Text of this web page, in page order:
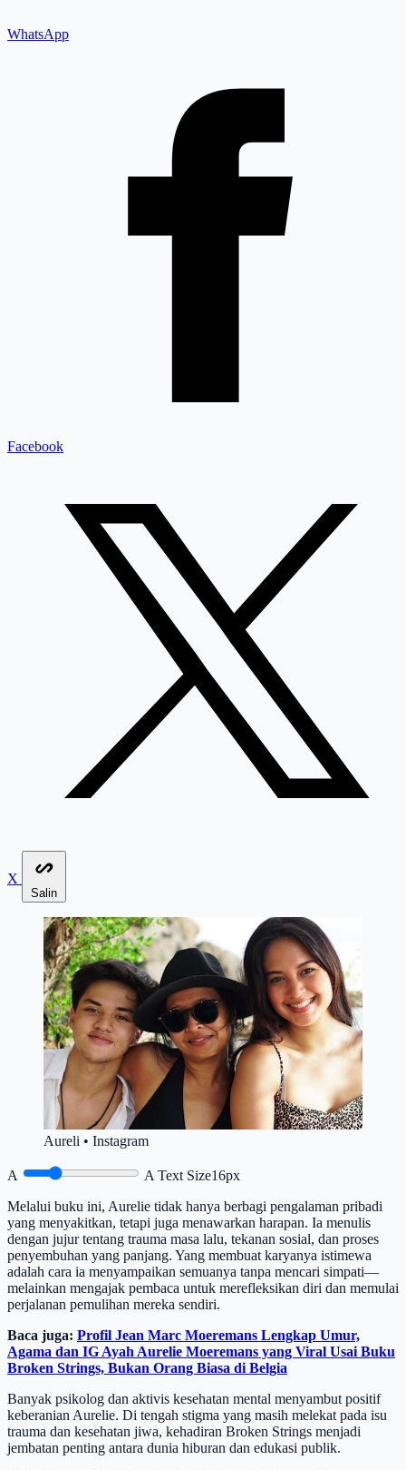
WhatsApp
Facebook
X
Salin
Aureli • Instagram
A A Text Size16px
Melalui buku ini, Aurelie tidak hanya berbagi pengalaman pribadi
yang menyakitkan, tetapi juga menawarkan harapan. Ia menulis
dengan jujur tentang trauma masa lalu, tekanan sosial, dan proses
penyembuhan yang panjang. Yang membuat karyanya istimewa
adalah cara ia menyampaikan semuanya tanpa mencari simpati—
melainkan mengajak pembaca untuk merefleksikan diri dan memulai
perjalanan pemulihan mereka sendiri.
Baca juga: Profil Jean Marc Moeremans Lengkap Umur,
Agama dan IG Ayah Aurelie Moeremans yang Viral Usai Buku
Broken Strings, Bukan Orang Biasa di Belgia
Banyak psikolog dan aktivis kesehatan mental menyambut positif
keberanian Aurelie. Di tengah stigma yang masih melekat pada isu
trauma dan kesehatan jiwa, kehadiran Broken Strings menjadi
jembatan penting antara dunia hiburan dan edukasi publik.